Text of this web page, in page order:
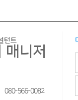
턴트
매니저
080-566-0082